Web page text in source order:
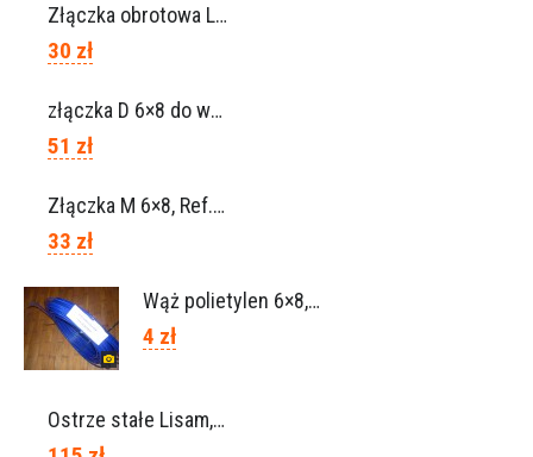
Złączka obrotowa Lisam do węża 6×8 / Ref. 0160.0100
30 zł
złączka D 6×8 do węża, Ref. 0113.0106
51 zł
Złączka M 6×8, Ref. 0115.0102
33 zł
Wąż polietylen 6×8, Ref.0120.0203
4 zł
Ostrze stałe Lisam, Ref. A1206